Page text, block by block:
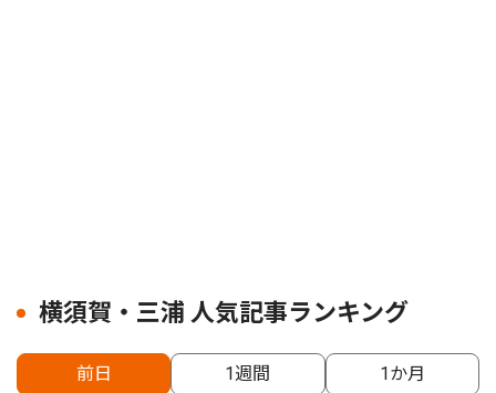
横須賀・三浦 人気記事ランキング
前日 1週間 1か月